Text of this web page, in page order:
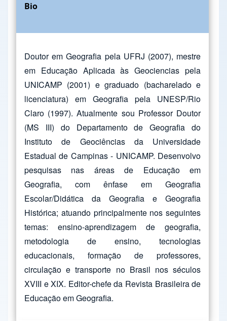
Bio
Doutor em Geografia pela UFRJ (2007), mestre
em Educação Aplicada às Geociencias pela
UNICAMP (2001) e graduado (bacharelado e
licenciatura) em Geografia pela UNESP/Rio
Claro (1997). Atualmente sou Professor Doutor
(MS III) do Departamento de Geografia do
Instituto de Geociências da Universidade
Estadual de Campinas - UNICAMP. Desenvolvo
pesquisas nas áreas de Educação em
Geografia, com ênfase em Geografia
Escolar/Didática da Geografia e Geografia
Histórica; atuando principalmente nos seguintes
temas: ensino-aprendizagem de geografia,
metodologia de ensino, tecnologias
educacionais, formação de professores,
circulação e transporte no Brasil nos séculos
XVIII e XIX. Editor-chefe da Revista Brasileira de
Educação em Geografia.